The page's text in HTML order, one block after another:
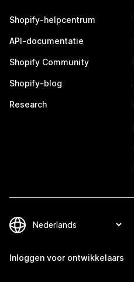
Shopify-helpcentrum
API-documentatie
Shopify Community
Shopify-blog
Research
Inloggen voor ontwikkelaars